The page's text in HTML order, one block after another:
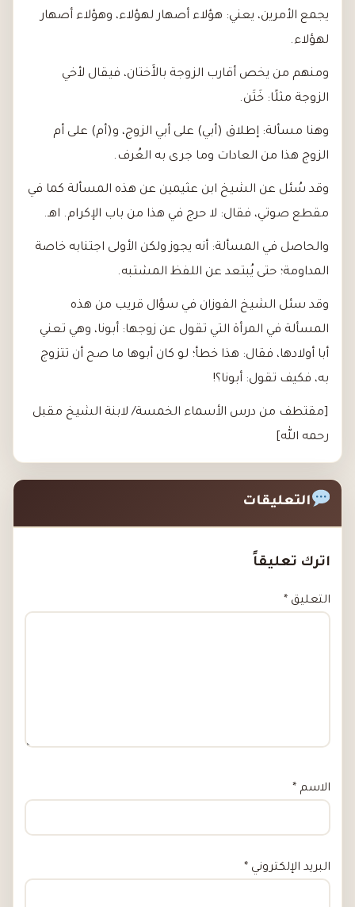
يجمع الأمرين، يعني: هؤلاء أصهار لهؤلاء، وهؤلاء أصهار
لهؤلاء.
ومنهم من يخص أقارب الزوجة بالأَختان، فيقال لأخي
الزوجة مثلًا: خَتَن.
وهنا مسألة: إطلاق (أبي) على أبي الزوج، و(أم) على أم
الزوج هذا من العادات وما جرى به العُرف.
وقد سُئل عن الشيخ ابن عثيمين عن هذه المسألة كما في
مقطع صوتي، فقال: لا حرج في هذا من باب الإكرام. اهـ.
والحاصل في المسألة: أنه يجوز ولكن الأولى اجتنابه خاصة
المداومة؛ حتى يُبتعد عن اللفظ المشتبه.
وقد سئل الشيخ الفوزان في سؤال قريب من هذه
المسألة في المرأة التي تقول عن زوجها: أبونا، وهي تعني
أبا أولادها، فقال: هذا خطأ؛ لو كان أبوها ما صح أن تتزوج
به، فكيف تقول: أبونا؟!
[مقتطف من درس الأسماء الخمسة/ لابنة الشيخ مقبل
رحمه الله]
التعليقات
اترك تعليقاً
التعليق *
الاسم *
البريد الإلكتروني *